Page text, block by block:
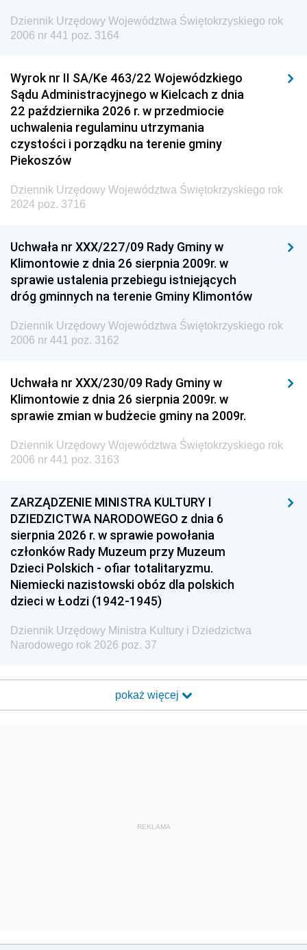
Dziennik Urzędowy Agencji Wywiadu
Dziennik Urzędowy Województwa Świętokrzyskiego rok
2006 nr 441 poz. 3164
Wyrok nr II SA/Ke 463/22 Wojewódzkiego
Sądu Administracyjnego w Kielcach z dnia
22 października 2026 r. w przedmiocie
uchwalenia regulaminu utrzymania
czystości i porządku na terenie gminy
Piekoszów
Dziennik Urzędowy Województwa Świętokrzyskiego rok
2024 poz. 3716
Uchwała nr XXX/227/09 Rady Gminy w
Klimontowie z dnia 26 sierpnia 2009r. w
sprawie ustalenia przebiegu istniejących
dróg gminnych na terenie Gminy Klimontów
Dziennik Urzędowy Województwa Świętokrzyskiego rok
2006 nr 441 poz. 3162
Uchwała nr XXX/230/09 Rady Gminy w
Klimontowie z dnia 26 sierpnia 2009r. w
sprawie zmian w budżecie gminy na 2009r.
Dziennik Urzędowy Województwa Świętokrzyskiego rok
2006 nr 441 poz. 3163
ZARZĄDZENIE MINISTRA KULTURY I
DZIEDZICTWA NARODOWEGO z dnia 6
sierpnia 2026 r. w sprawie powołania
członków Rady Muzeum przy Muzeum
Dzieci Polskich - ofiar totalitaryzmu.
Niemiecki nazistowski obóz dla polskich
dzieci w Łodzi (1942-1945)
Dziennik Urzędowy Ministra Kultury i Dziedzictwa
Narodowego rok 2026 poz. 37
pokaż więcej
REKLAMA